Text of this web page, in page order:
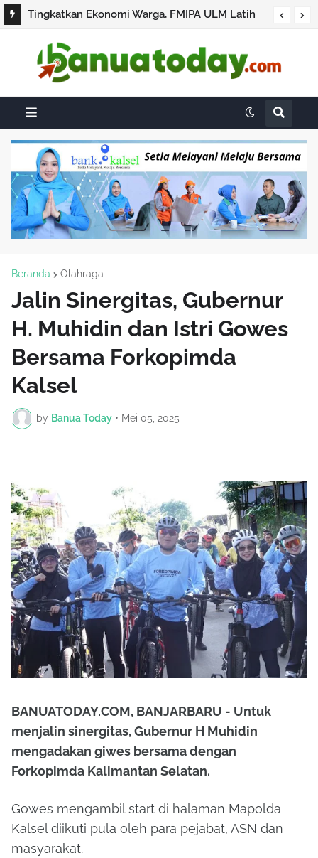
Tingkatkan Ekonomi Warga, FMIPA ULM Latih
Pemasaran Digital
Beranda Olahraga
Jalin Sinergitas, Gubernur
H. Muhidin dan Istri Gowes
Bersama Forkopimda
Kalsel
by Banua Today • Mei 05, 2025
BANUATODAY.COM, BANJARBARU - Untuk
menjalin sinergitas, Gubernur H Muhidin
mengadakan giwes bersama dengan
Forkopimda Kalimantan Selatan.
Gowes mengambil start di halaman Mapolda
Kalsel diikuti pula oleh para pejabat, ASN dan
masyarakat.